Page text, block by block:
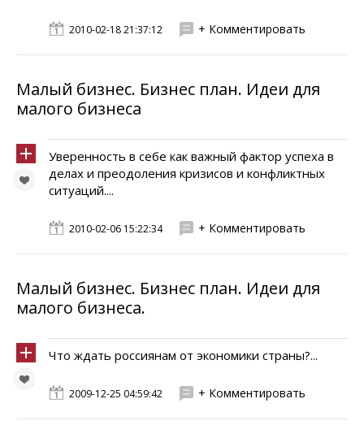
2010-02-18 21:37:12 + Комментировать
Малый бизнес. Бизнес план. Идеи для
малого бизнеса
Уверенность в себе как важный фактор успеха в
делах и преодоления кризисов и конфликтных
ситуаций....
2010-02-06 15:22:34 + Комментировать
Малый бизнес. Бизнес план. Идеи для
малого бизнеса.
Что ждать россиянам от экономики страны?...
2009-12-25 04:59:42 + Комментировать